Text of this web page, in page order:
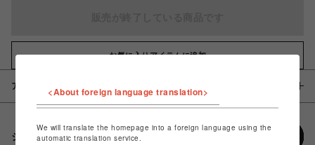
お気に入りアイテムに追加
アイテム説明 / 素材
シェアする
<About foreign language translation>
We will translate the homepage into a foreign language using the
automatic translation service.